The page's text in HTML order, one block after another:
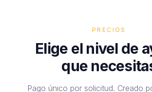
PRECIOS
Elige el nivel de
que
Pago único por solicitud. Creado